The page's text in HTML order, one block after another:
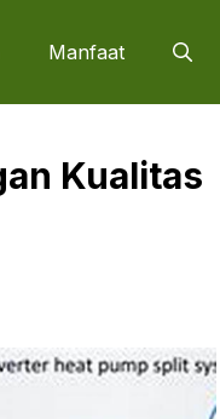
Manfaat
Kualitas